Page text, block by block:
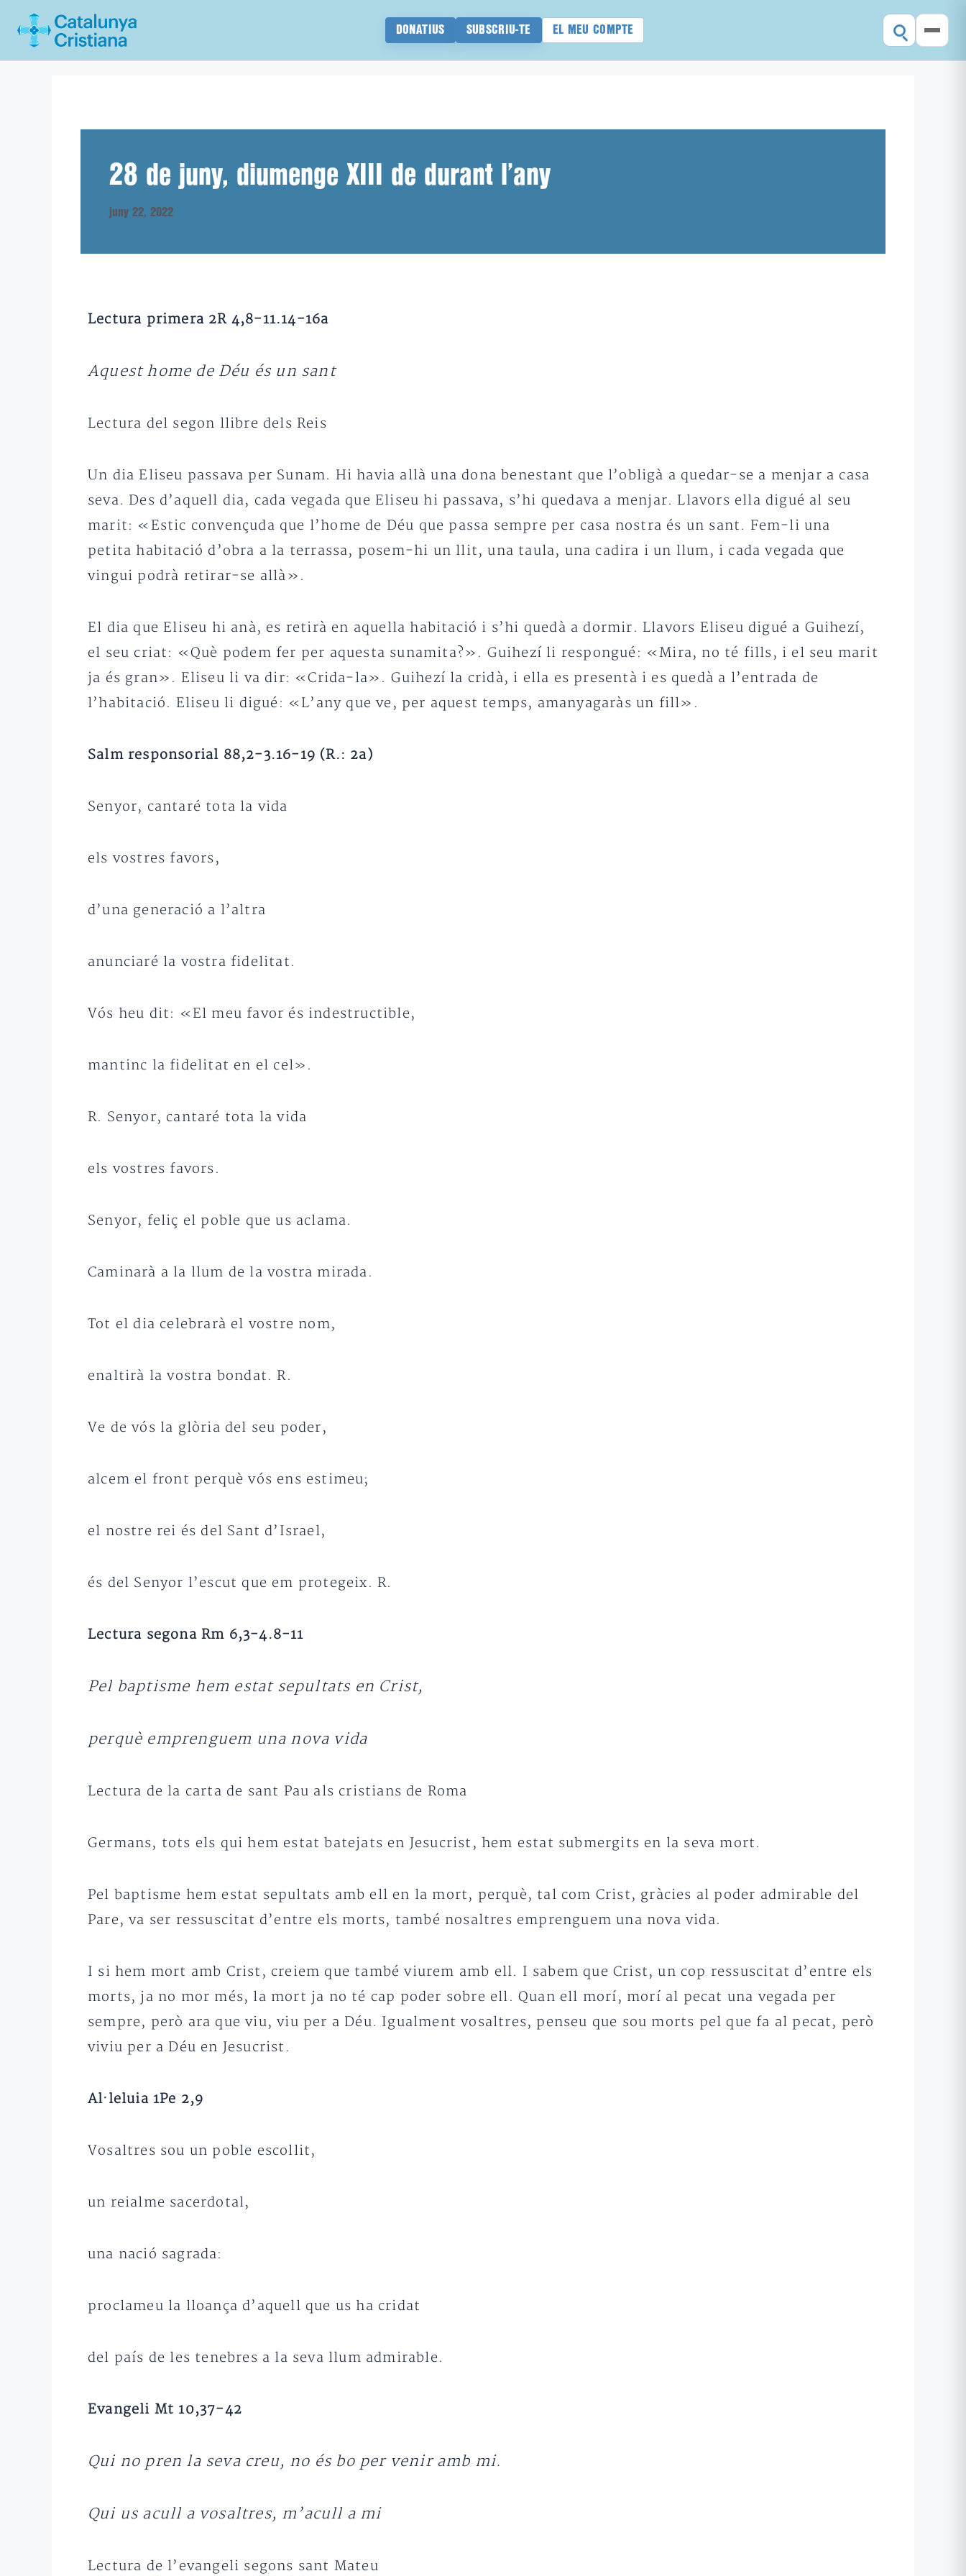
DONATIUS SUBSCRIU-TE EL MEU COMPTE
28 de juny, diumenge XIII de durant l’any
juny 22, 2022
Lectura primera 2R 4,8-11.14-16a
Aquest home de Déu és un sant
Lectura del segon llibre dels Reis
Un dia Eliseu passava per Sunam. Hi havia allà una dona benestant que l’obligà a quedar-se a menjar a casa
seva. Des d’aquell dia, cada vegada que Eliseu hi passava, s’hi quedava a menjar. Llavors ella digué al seu
marit: «Estic convençuda que l’home de Déu que passa sempre per casa nostra és un sant. Fem-li una
petita habitació d’obra a la terrassa, posem-hi un llit, una taula, una cadira i un llum, i cada vegada que
vingui podrà retirar-se allà».
El dia que Eliseu hi anà, es retirà en aquella habitació i s’hi quedà a dormir. Llavors Eliseu digué a Guihezí,
el seu criat: «Què podem fer per aquesta sunamita?». Guihezí li respongué: «Mira, no té fills, i el seu marit
ja és gran». Eliseu li va dir: «Crida-la». Guihezí la cridà, i ella es presentà i es quedà a l’entrada de
l’habitació. Eliseu li digué: «L’any que ve, per aquest temps, amanyagaràs un fill».
Salm responsorial 88,2-3.16-19 (R.: 2a)
Senyor, cantaré tota la vida
els vostres favors,
d’una generació a l’altra
anunciaré la vostra fidelitat.
Vós heu dit: «El meu favor és indestructible,
mantinc la fidelitat en el cel».
R. Senyor, cantaré tota la vida
els vostres favors.
Senyor, feliç el poble que us aclama.
Caminarà a la llum de la vostra mirada.
Tot el dia celebrarà el vostre nom,
enaltirà la vostra bondat. R.
Ve de vós la glòria del seu poder,
alcem el front perquè vós ens estimeu;
el nostre rei és del Sant d’Israel,
és del Senyor l’escut que em protegeix. R.
Lectura segona Rm 6,3-4.8-11
Pel baptisme hem estat sepultats en Crist,
perquè emprenguem una nova vida
Lectura de la carta de sant Pau als cristians de Roma
Germans, tots els qui hem estat batejats en Jesucrist, hem estat submergits en la seva mort.
Pel baptisme hem estat sepultats amb ell en la mort, perquè, tal com Crist, gràcies al poder admirable del
Pare, va ser ressuscitat d’entre els morts, també nosaltres emprenguem una nova vida.
I si hem mort amb Crist, creiem que també viurem amb ell. I sabem que Crist, un cop ressuscitat d’entre els
morts, ja no mor més, la mort ja no té cap poder sobre ell. Quan ell morí, morí al pecat una vegada per
sempre, però ara que viu, viu per a Déu. Igualment vosaltres, penseu que sou morts pel que fa al pecat, però
viviu per a Déu en Jesucrist.
Al·leluia 1Pe 2,9
Vosaltres sou un poble escollit,
un reialme sacerdotal,
una nació sagrada:
proclameu la lloança d’aquell que us ha cridat
del país de les tenebres a la seva llum admirable.
Evangeli Mt 10,37-42
Qui no pren la seva creu, no és bo per venir amb mi.
Qui us acull a vosaltres, m’acull a mi
Lectura de l’evangeli segons sant Mateu